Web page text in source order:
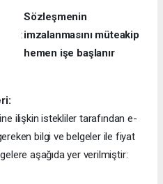
:
Sözleşmenin
imzalanmasını müteakip
hemen işe başlanır
ilişkin istekliler tarafından e-
bilgi ve belgeler ile fiyat
aşağıda yer verilmiştir: